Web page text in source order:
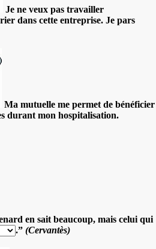
Je ne veux pas travailler
dans cette entreprise. Je pars
Ma mutuelle me permet de bénéficier
durant mon hospitalisation.
en sait beaucoup, mais celui qui
.” (Cervantès)